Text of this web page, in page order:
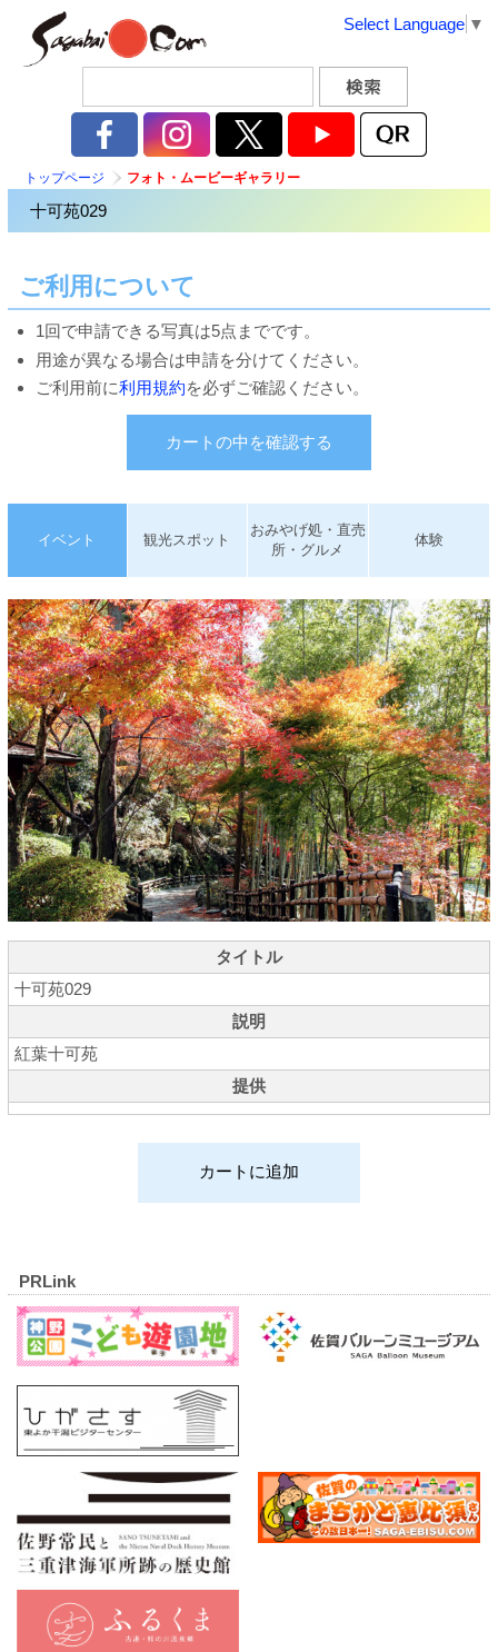
Select Language ▼
トップページ フォト・ムービーギャラリー
十可苑029
ご利用について
1回で申請できる写真は5点までです。
用途が異なる場合は申請を分けてください。
ご利用前に利用規約を必ずご確認ください。
カートの中を確認する
イベント 観光スポット
おみやげ処・直売
所・グルメ
体験
タイトル
十可苑029
説明
紅葉十可苑
提供
PRLink